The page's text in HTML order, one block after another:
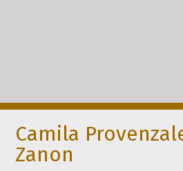
Camila
Zanon